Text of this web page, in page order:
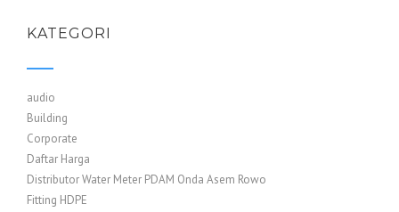
KATEGORI
audio
Building
Corporate
Daftar Harga
Distributor Water Meter PDAM Onda Asem Rowo
Fitting HDPE